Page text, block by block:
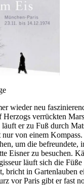
wieder neu
Herzogs verrückten
er zu Fuß durch
von einem
um die befreundete,
Eisner zu besuchen.
läuft sich die
bricht in Gartenlauben
vor Paris gibt er fast